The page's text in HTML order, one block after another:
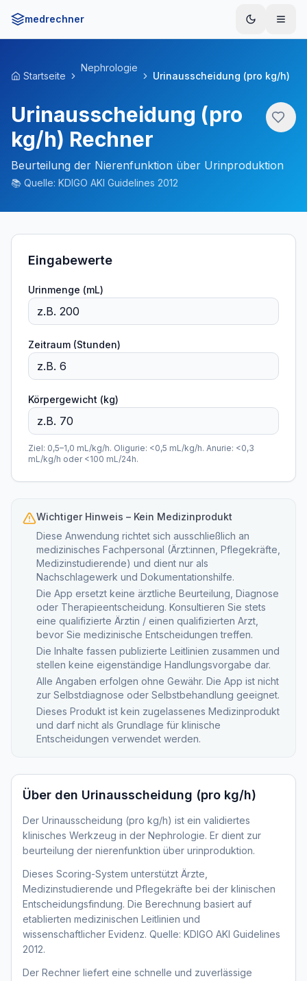
medrechner
Startseite
Nephrologie
Urinausscheidung (pro kg/h)
Urinausscheidung (pro
kg/h) Rechner
Beurteilung der Nierenfunktion über Urinproduktion
📚 Quelle: KDIGO AKI Guidelines 2012
Eingabewerte
Urinmenge (mL)
Zeitraum (Stunden)
Körpergewicht (kg)
Ziel: 0,5–1,0 mL/kg/h. Oligurie: <0,5 mL/kg/h. Anurie: <0,3
mL/kg/h oder <100 mL/24h.
Wichtiger Hinweis – Kein Medizinprodukt
Diese Anwendung richtet sich ausschließlich an
medizinisches Fachpersonal (Ärzt:innen, Pflegekräfte,
Medizinstudierende) und dient nur als
Nachschlagewerk und Dokumentationshilfe.
Die App ersetzt keine ärztliche Beurteilung, Diagnose
oder Therapieentscheidung. Konsultieren Sie stets
eine qualifizierte Ärztin / einen qualifizierten Arzt,
bevor Sie medizinische Entscheidungen treffen.
Die Inhalte fassen publizierte Leitlinien zusammen und
stellen keine eigenständige Handlungsvorgabe dar.
Alle Angaben erfolgen ohne Gewähr. Die App ist nicht
zur Selbstdiagnose oder Selbstbehandlung geeignet.
Dieses Produkt ist kein zugelassenes Medizinprodukt
und darf nicht als Grundlage für klinische
Entscheidungen verwendet werden.
Über den Urinausscheidung (pro kg/h)
Der Urinausscheidung (pro kg/h) ist ein validiertes
klinisches Werkzeug in der Nephrologie. Er dient zur
beurteilung der nierenfunktion über urinproduktion.
Dieses Scoring-System unterstützt Ärzte,
Medizinstudierende und Pflegekräfte bei der klinischen
Entscheidungsfindung. Die Berechnung basiert auf
etablierten medizinischen Leitlinien und
wissenschaftlicher Evidenz. Quelle: KDIGO AKI Guidelines
2012.
Der Rechner liefert eine schnelle und zuverlässige